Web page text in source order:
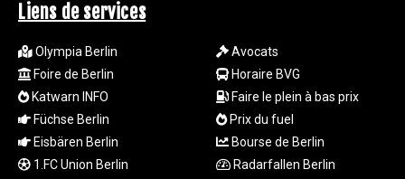
IRR
1590322.371805
ISK 142.598215
JEP 0.8566
JMD 183.057725
JOD 0.819746
Liens de services
Olympia Berlin
Foire de Berlin
Katwarn INFO
Füchse Berlin
Eisbären Berlin
1.FC Union Berlin
Avocats
Horaire BVG
Faire le plein à bas prix
Prix du fuel
Bourse de Berlin
Radarfallen Berlin